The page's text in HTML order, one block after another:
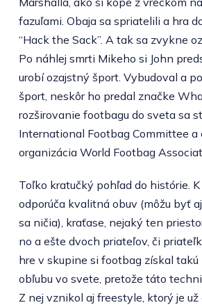
fazuľami. Obaja sa spriatelili a hra
“Hack the Sack”. A tak sa zvykne
Po náhlej smrti Mikeho si John
urobí ozajstný šport. Vybudoval a
šport, neskôr ho predal značke
rozširovanie footbagu do sveta sa
International Footbag Committee a
organizácia World Footbag
Toľko kratučký pohľad do histórie.
odporúča kvalitná obuv (môžu byť
sa ničia), kraťase, nejaký ten
no a ešte dvoch priateľov, či
hre v skupine si footbag získal takú
obľubu vo svete, pretože táto
Z nej vznikol aj freestyle, ktorý je